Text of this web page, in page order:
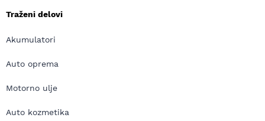
Traženi delovi
Akumulatori
Auto oprema
Motorno ulje
Auto kozmetika